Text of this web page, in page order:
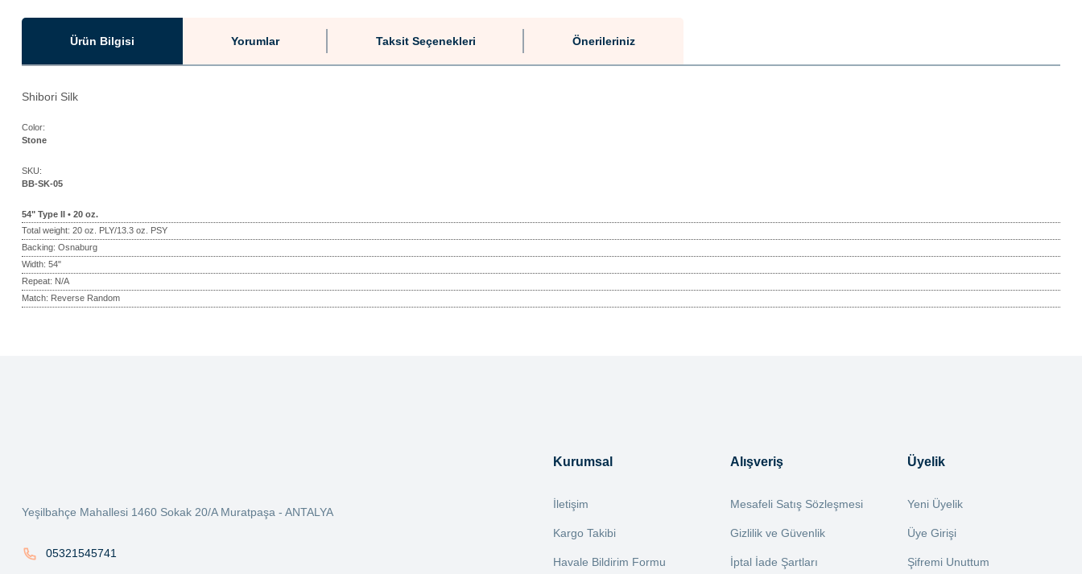
Ürün Bilgisi Yorumlar Taksit Seçenekleri Önerileriniz
Shibori Silk
Color:
Stone
SKU:
BB-SK-05
54" Type II • 20 oz.
Total weight: 20 oz. PLY/13.3 oz. PSY
Backing: Osnaburg
Width: 54"
Repeat: N/A
Match: Reverse Random
Bu ürüne benzer farklı alternatifler olmalı.
Yeşilbahçe Mahallesi 1460 Sokak 20/A Muratpaşa - ANTALYA
05321545741
Kurumsal
İletişim
Kargo Takibi
Havale Bildirim Formu
Alışveriş
Mesafeli Satış Sözleşmesi
Gizlilik ve Güvenlik
İptal İade Şartları
Üyelik
Yeni Üyelik
Üye Girişi
Şifremi Unuttum